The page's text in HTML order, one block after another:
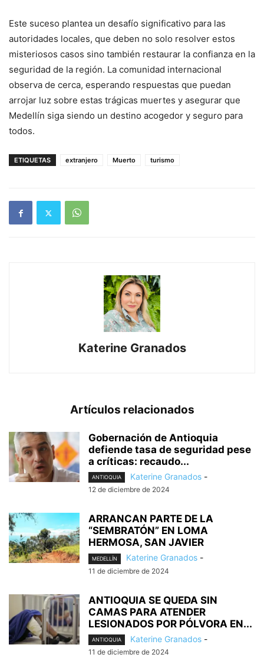
Este suceso plantea un desafío significativo para las
autoridades locales, que deben no solo resolver estos
misteriosos casos sino también restaurar la confianza en la
seguridad de la región. La comunidad internacional
observa de cerca, esperando respuestas que puedan
arrojar luz sobre estas trágicas muertes y asegurar que
Medellín siga siendo un destino acogedor y seguro para
todos.
ETIQUETAS extranjero Muerto turismo
Katerine Granados
Artículos relacionados
Gobernación de Antioquia
defiende tasa de seguridad pese
a críticas: recaudo...
ANTIOQUIA Katerine Granados -
12 de diciembre de 2024
ARRANCAN PARTE DE LA
“SEMBRATÓN” EN LOMA
HERMOSA, SAN JAVIER
MEDELLÍN Katerine Granados -
11 de diciembre de 2024
ANTIOQUIA SE QUEDA SIN
CAMAS PARA ATENDER
LESIONADOS POR PÓLVORA EN...
ANTIOQUIA Katerine Granados -
11 de diciembre de 2024